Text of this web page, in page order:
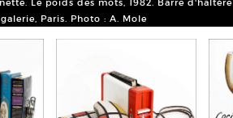
Le poids des mots, 1982. Barre
Paris. Photo : A. Mole